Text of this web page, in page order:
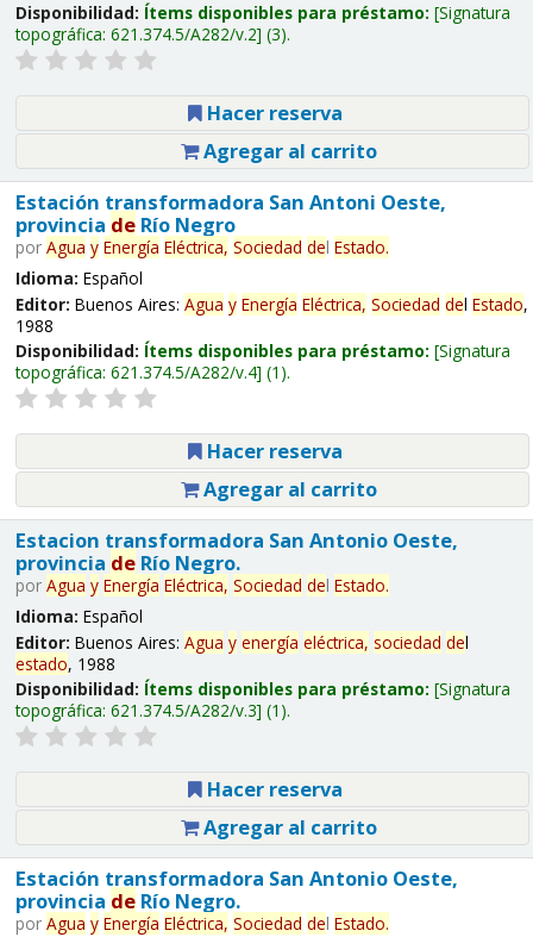
Disponibilidad: Ítems disponibles para préstamo: Signatura
topográfica: 621.374.5/A282/v.2 (3).
Hacer reserva
Agregar al carrito
Estación transformadora San Antoni Oeste,
provincia deRío Negro
por Agua y Energía Eléctrica, Sociedad del Estado.
Idioma: Español
Editor: Buenos Aires: Agua y Energía Eléctrica, Sociedad del Estado,
1988
Disponibilidad: Ítems disponibles para préstamo: Signatura
topográfica: 621.374.5/A282/v.4 (1).
Hacer reserva
Agregar al carrito
Estacion transformadora San Antonio Oeste,
provincia deRío Negro.
por Agua y Energía Eléctrica, Sociedad del Estado.
Idioma: Español
Editor: Buenos Aires: Agua y energía eléctrica, sociedad del
estado, 1988
Disponibilidad: Ítems disponibles para préstamo: Signatura
topográfica: 621.374.5/A282/v.3 (1).
Hacer reserva
Agregar al carrito
Estación transformadora San Antonio Oeste,
provincia deRío Negro.
por Agua y Energía Eléctrica, Sociedad del Estado.